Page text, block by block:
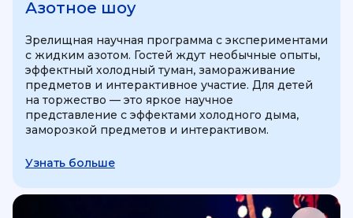
Азотное шоу
Зрелищная научная программа с экспериментами
с жидким азотом. Гостей ждут необычные опыты,
эффектный холодный туман, замораживание
предметов и интерактивное участие. Для детей
на торжество — это яркое научное
представление с эффектами холодного дыма,
заморозкой предметов и интерактивом.
Узнать больше